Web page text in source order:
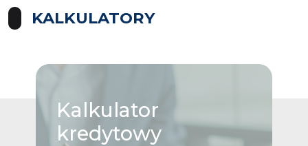
KALKULATORY
Kalkulator
kredytowy